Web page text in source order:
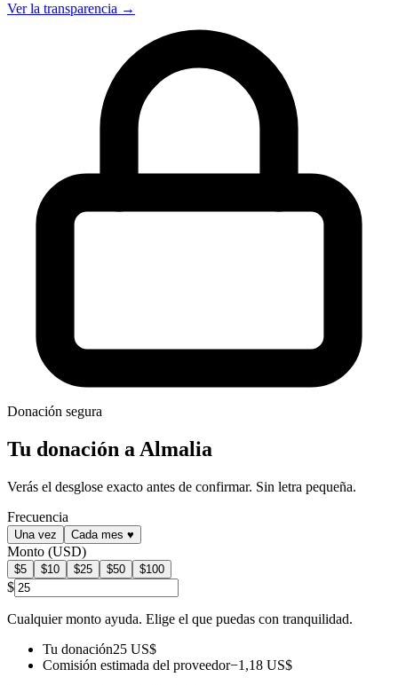
Ver la transparencia →
Donación segura
Tu donación a Almalia
Verás el desglose exacto antes de confirmar. Sin letra pequeña.
Frecuencia
Una vez Cada mes ♥
Monto (USD)
$5 $10 $25 $50 $100
$
Cualquier monto ayuda. Elige el que puedas con tranquilidad.
Tu donación25 US$
Comisión estimada del proveedor−1,18 US$